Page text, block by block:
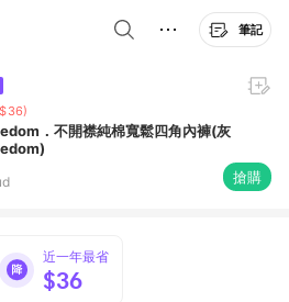
筆記
．不開襟純棉寬鬆四角內褲(灰
搶購
近一年最省
$36